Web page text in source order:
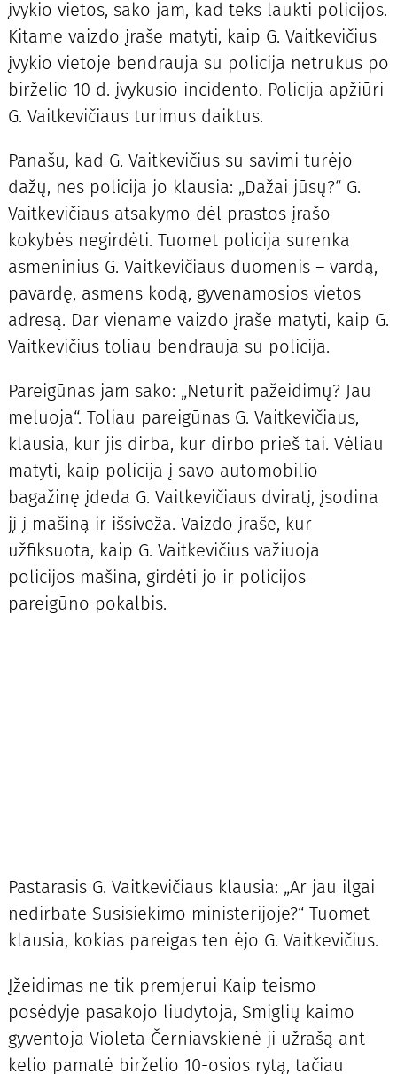
įvykio vietos, sako jam, kad teks laukti policijos.
Kitame vaizdo įraše matyti, kaip G. Vaitkevičius
įvykio vietoje bendrauja su policija netrukus po
birželio 10 d. įvykusio incidento. Policija apžiūri
G. Vaitkevičiaus turimus daiktus.
Panašu, kad G. Vaitkevičius su savimi turėjo
dažų, nes policija jo klausia: „Dažai jūsų?“ G.
Vaitkevičiaus atsakymo dėl prastos įrašo
kokybės negirdėti. Tuomet policija surenka
asmeninius G. Vaitkevičiaus duomenis – vardą,
pavardę, asmens kodą, gyvenamosios vietos
adresą. Dar viename vaizdo įraše matyti, kaip G.
Vaitkevičius toliau bendrauja su policija.
Pareigūnas jam sako: „Neturit pažeidimų? Jau
meluoja“. Toliau pareigūnas G. Vaitkevičiaus,
klausia, kur jis dirba, kur dirbo prieš tai. Vėliau
matyti, kaip policija į savo automobilio
bagažinę įdeda G. Vaitkevičiaus dviratį, įsodina
jį į mašiną ir išsiveža. Vaizdo įraše, kur
užfiksuota, kaip G. Vaitkevičius važiuoja
policijos mašina, girdėti jo ir policijos
pareigūno pokalbis.
Pastarasis G. Vaitkevičiaus klausia: „Ar jau ilgai
nedirbate Susisiekimo ministerijoje?“ Tuomet
klausia, kokias pareigas ten ėjo G. Vaitkevičius.
Įžeidimas ne tik premjerui Kaip teismo
posėdyje pasakojo liudytoja, Smiglių kaimo
gyventoja Violeta Černiavskienė ji užrašą ant
kelio pamatė birželio 10-osios rytą, tačiau